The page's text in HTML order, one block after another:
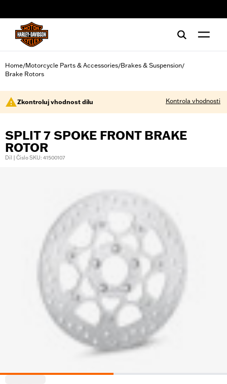
Home/Motorcycle Parts & Accessories/Brakes & Suspension/
Brake Rotors
Zkontroluj vhodnost dílu Kontrola vhodnosti
SPLIT 7 SPOKE FRONT BRAKE
ROTOR
Díl | Číslo SKU: 41500107